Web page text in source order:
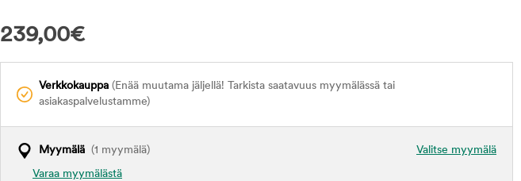
239,00€
Verkkokauppa (Enää muutama jäljellä! Tarkista saatavuus myymälässä tai
asiakaspalvelustamme)
Valitse myymälä
Myymälä (1 myymälä)
Varaa myymälästä